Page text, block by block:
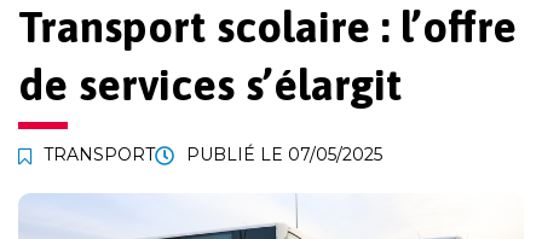
Transport scolaire : l’offre
de services s’élargit
TRANSPORT PUBLIÉ LE 07/05/2025